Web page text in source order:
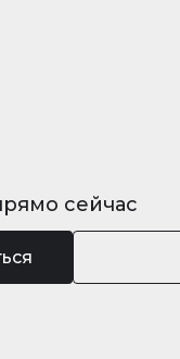
сейчас